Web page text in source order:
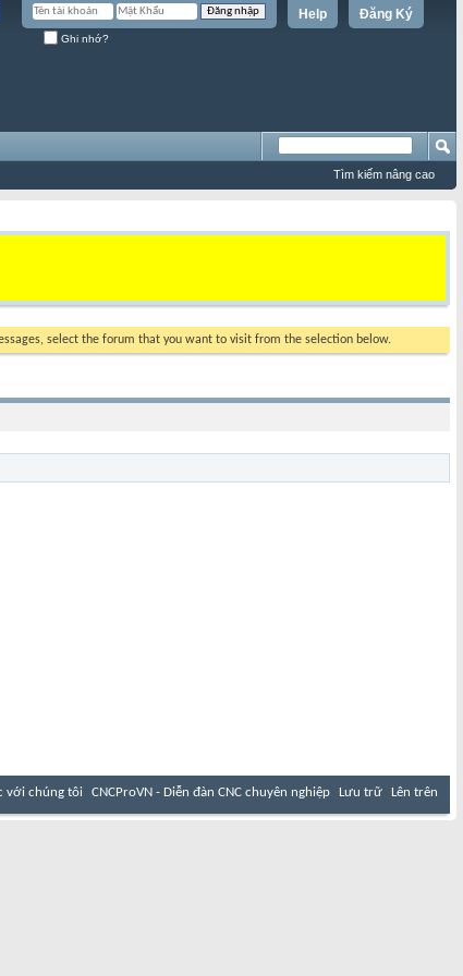
Đăng Ký
Help
Ghi nhớ?
Tìm kiếm nâng cao
select the forum that you want to visit from the selection below.
với chúng tôi CNCProVN - Diễn đàn CNC chuyên nghiệp Lưu trữ Lên trên